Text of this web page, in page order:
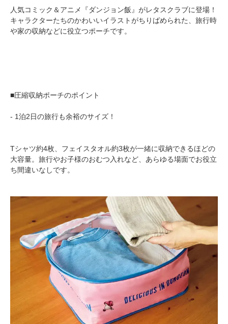
人気コミック＆アニメ『ダンジョン飯』がレタスクラブに登場！
キャラクターたちのかわいいイラストがちりばめられた、旅行時
や家の収納などに役立つポーチです。
■圧縮収納ポーチのポイント
- 1泊2日の旅行も余裕のサイズ！
Tシャツ約4枚、フェイスタオル約3枚が一緒に収納できるほどの
大容量。旅行やお子様のおむつ入れなど、あらゆる場面でお役立
ち間違いなしです。